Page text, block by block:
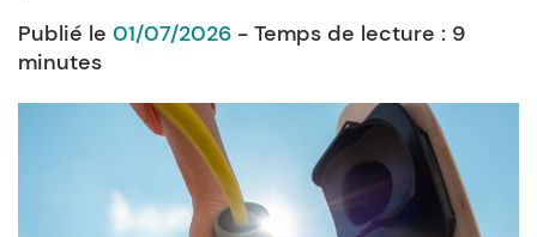
Publié le 01/07/2026 - Temps de lecture : 9
minutes